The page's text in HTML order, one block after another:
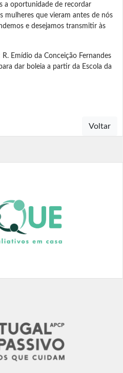
a oportunidade de recordar
mulheres que vieram antes de nós
e desejamos transmitir às
Emídio da Conceição Fernandes
dar boleia a partir da Escola da
Voltar